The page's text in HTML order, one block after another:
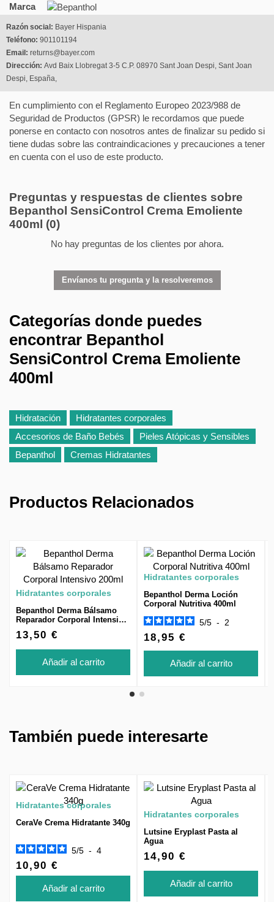
Marca
Razón social: Bayer Hispania
Teléfono: 901101194
Email: returns@bayer.com
Dirección: Avd Baix Llobregat 3-5 C.P. 08970 Sant Joan Despi, Sant Joan
Despi, España,
En cumplimiento con el Reglamento Europeo 2023/988 de
Seguridad de Productos (GPSR) le recordamos que puede
ponerse en contacto con nosotros antes de finalizar su pedido si
tiene dudas sobre las contraindicaciones y precauciones a tener
en cuenta con el uso de este producto.
Preguntas y respuestas de clientes sobre
Bepanthol SensiControl Crema Emoliente
400ml (0)
No hay preguntas de los clientes por ahora.
Envíanos tu pregunta y la resolveremos
Categorías donde puedes
encontrar Bepanthol
SensiControl Crema Emoliente
400ml
Hidratación
Hidratantes corporales
Accesorios de Baño Bebés
Pieles Atópicas y Sensibles
Bepanthol
Cremas Hidratantes
Productos Relacionados
Hidratantes corporales
Bepanthol Derma Bálsamo
Reparador Corporal Intensivo
13,50 €
Añadir al carrito
Hidratantes corporales
Bepanthol Derma Loción
Corporal Nutritiva 400ml
5/5 - 2
18,95 €
Añadir al carrito
También puede interesarte
Hidratantes corporales
CeraVe Crema Hidratante 340g
5/5 - 4
10,90 €
Añadir al carrito
Hidratantes corporales
Lutsine Eryplast Pasta al
Agua
14,90 €
Añadir al carrito